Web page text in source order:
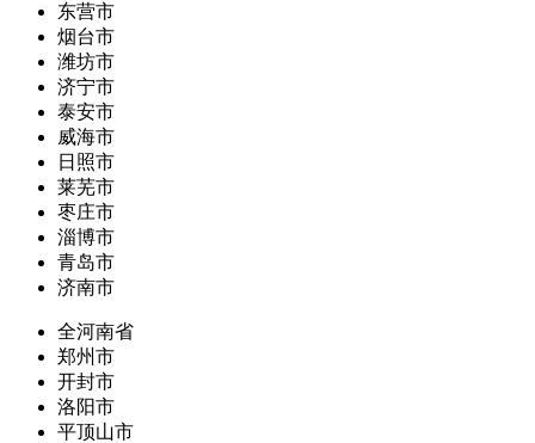
东营市
烟台市
潍坊市
济宁市
泰安市
威海市
日照市
莱芜市
枣庄市
淄博市
青岛市
济南市
全河南省
郑州市
开封市
洛阳市
平顶山市